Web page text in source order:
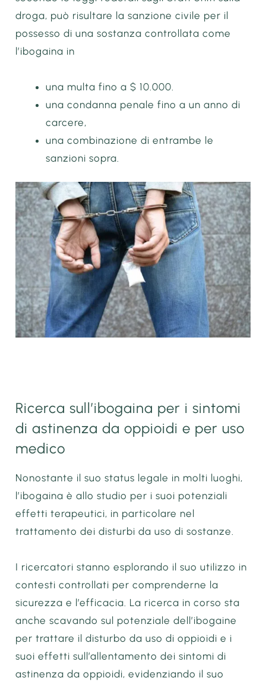
droga, può risultare la sanzione civile per il
possesso di una sostanza controllata come
l’ibogaina in
una multa fino a $ 10.000.
una condanna penale fino a un anno di
carcere,
una combinazione di entrambe le
sanzioni sopra.
Ricerca sull’ibogaina per i sintomi
di astinenza da oppioidi e per uso
medico
Nonostante il suo status legale in molti luoghi,
l’ibogaina è allo studio per i suoi potenziali
effetti terapeutici, in particolare nel
trattamento dei disturbi da uso di sostanze.
I ricercatori stanno esplorando il suo utilizzo in
contesti controllati per comprenderne la
sicurezza e l’efficacia. La ricerca in corso sta
anche scavando sul potenziale dell’ibogaine
per trattare il disturbo da uso di oppioidi e i
suoi effetti sull’allentamento dei sintomi di
astinenza da oppioidi, evidenziando il suo